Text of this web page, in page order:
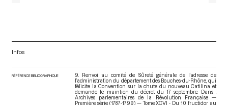
Infos
RÉFÉRENCE BIBLIOGRAPHIQUE
9. Renvoi au comité de Sûreté générale de l’adresse de
l’administration du département des Bouches-du-Rhône, qui
félicite la Convention sur la chute du nouveau Catilina et
demande le maintien du décret du 17 septembre. Dans :
Archives parlementaires de la Révolution Française —
Première série (1787-1799) — Tome XCVI - Du 10 fructidor au